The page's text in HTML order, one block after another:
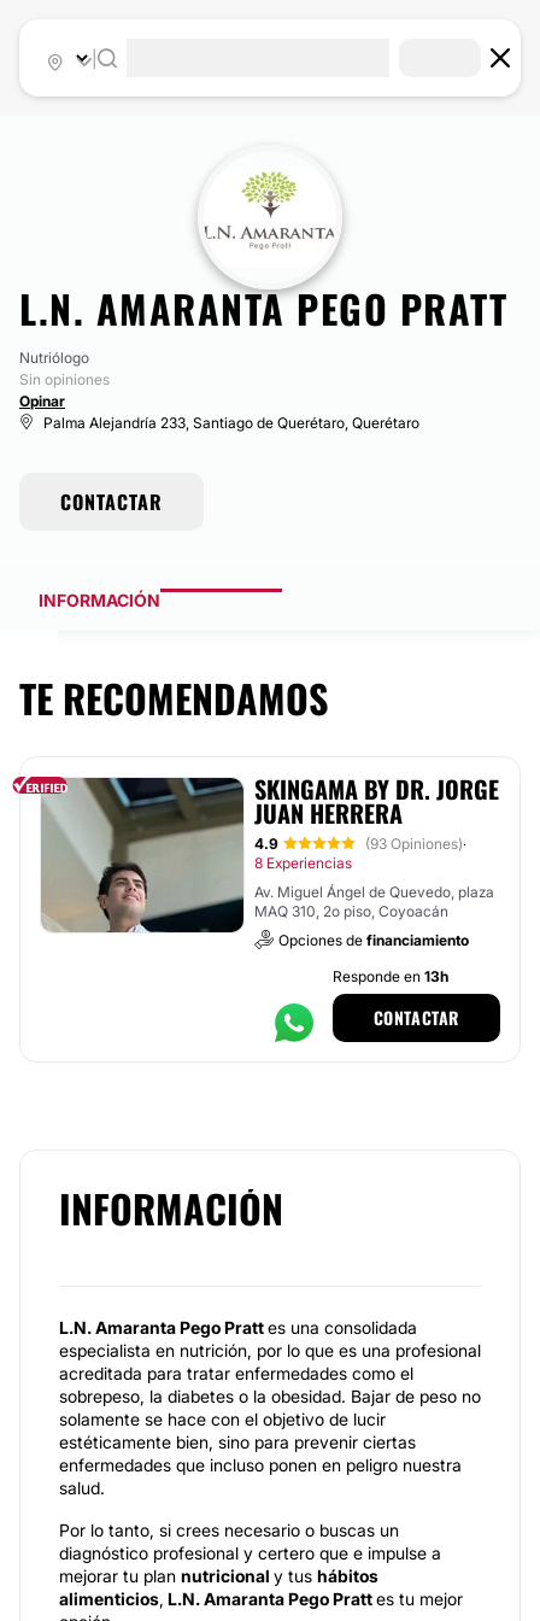
L.N. AMARANTA PEGO PRATT
Nutriólogo
Sin opiniones
Opinar
Palma Alejandría 233, Santiago de Querétaro, Querétaro
CONTACTAR
INFORMACIÓN
TE RECOMENDAMOS
SKINGAMA BY DR. JORGE
JUAN HERRERA
4.9 (93 Opiniones)·
8 Experiencias
Av. Miguel Ángel de Quevedo, plaza
MAQ 310, 2o piso, Coyoacán
Opciones de financiamiento
Responde en 13h
CONTACTAR
INFORMACIÓN
L.N. Amaranta Pego Prattes una consolidada
especialista en nutrición, por lo que es una profesional
acreditada para tratar enfermedades como el
sobrepeso, la diabetes o la obesidad. Bajar de peso no
solamente se hace con el objetivo de lucir
estéticamente bien, sino para prevenir ciertas
enfermedades que incluso ponen en peligro nuestra
salud.
Por lo tanto, si crees necesario o buscas un
diagnóstico profesional y certero que e impulse a
mejorar tu plan nutricional y tus hábitos
alimenticios, L.N. Amaranta Pego Prattes tu mejor